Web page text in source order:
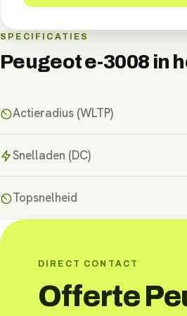
SPECIFICATIES
Peugeot e-3008 in
Actieradius (WLTP)
Snelladen (DC)
Topsnelheid
DIRECT CONTACT
Offerte